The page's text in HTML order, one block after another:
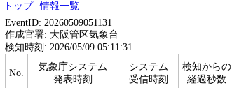
トップ
情報一覧
EventID: 20260509051131
作成官署: 大阪管区気象台
検知時刻: 2026/05/09 05:11:31
No.
気象庁システム
発表時刻
システム
受信時刻
検知からの
経過秒数